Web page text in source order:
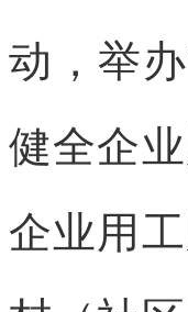
动，举
健全企
企业用